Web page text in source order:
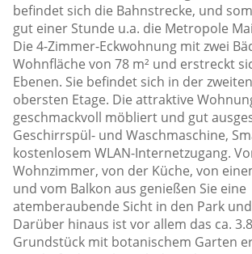
befindet sich die Bahnstrecke, und
gut einer Stunde u.a. die Metropole
Die 4-Zimmer-Eckwohnung mit zwei
Wohnfläche von 78 m² und erstreckt
Ebenen. Sie befindet sich in der
obersten Etage. Die attraktive
geschmackvoll möbliert und gut
Geschirrspül- und Waschmaschine,
kostenlosem WLAN-Internetzugang.
Wohnzimmer, von der Küche, von
und vom Balkon aus genießen Sie eine
atemberaubende Sicht in den Park
Darüber hinaus ist vor allem das ca.
Grundstück mit botanischem Garten